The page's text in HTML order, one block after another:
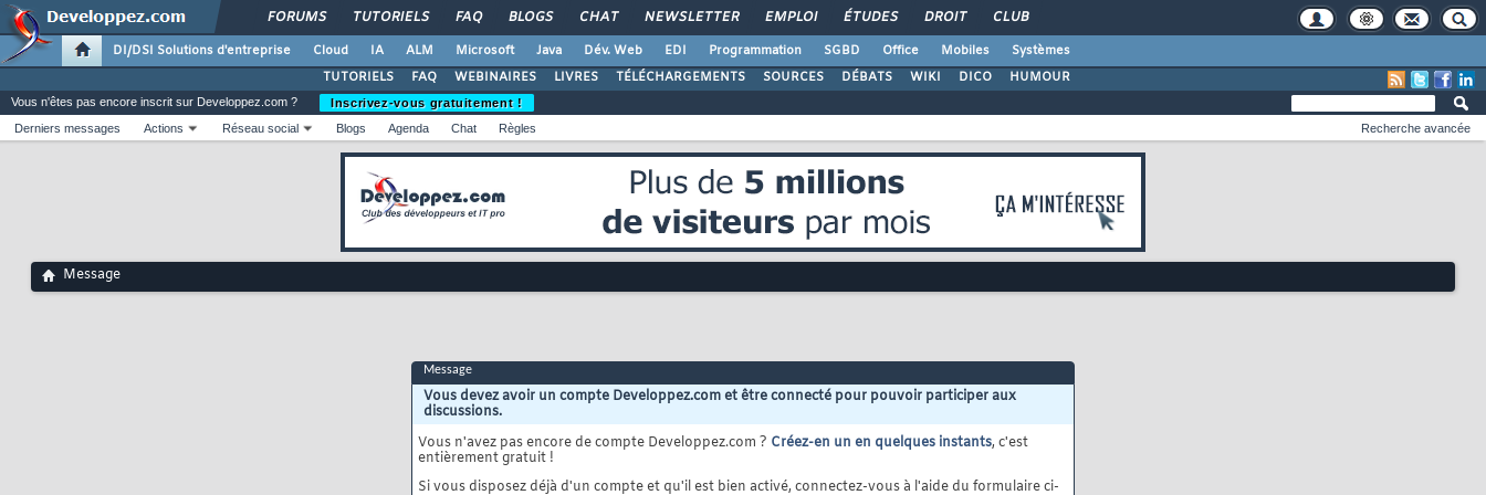
FORUMS TUTORIELS FAQ BLOGS CHAT NEWSLETTER EMPLOI ÉTUDES DROIT CLUB
DI/DSI Solutions d'entreprise Cloud IA ALM Microsoft Java Dév. Web EDI Programmation SGBD Office Mobiles
Systèmes
TUTORIELS
FAQ WEBINAIRES LIVRES TÉLÉCHARGEMENTS SOURCES DÉBATS WIKI DICO HUMOUR
Vous n'êtes pas encore inscrit sur Developpez.com ?
Inscrivez-vous gratuitement !
Derniers messages
Actions Réseau social Blogs Agenda Chat Règles Recherche avancée
Message
Message
Vous devez avoir un compte Developpez.com et être connecté pour pouvoir participer aux
discussions.
Vous n'avez pas encore de compte Developpez.com ? Créez-en un en quelques instants, c'est
entièrement gratuit !
Si vous disposez déjà d'un compte et qu'il est bien activé, connectez-vous à l'aide du formulaire ci-